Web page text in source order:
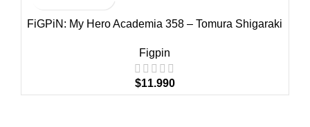
FiGPiN: My Hero Academia 358 – Tomura Shigaraki
Figpin
$11.990